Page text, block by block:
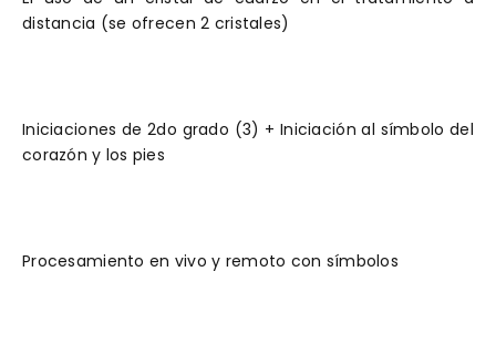
distancia (se ofrecen 2 cristales)
Iniciaciones de 2do grado (3) + Iniciación al símbolo del
corazón y los pies
Procesamiento en vivo y remoto con símbolos